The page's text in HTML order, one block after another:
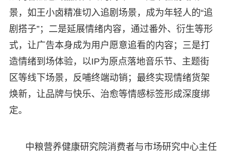
景，如王小卤精准切入追剧场景，成为年轻人的“追
剧搭子”；二是延展情绪内容，通过番外、衍生等形
式，让广告本身成为用户愿意追看的内容；三是打
造情绪到场体验，以IP为原点落地音乐节、主题街
区等线下场景，反哺终端动销；最终实现情绪货架
焕新，让品牌与快乐、治愈等情感标签形成深度绑
定。
中粮营养健康研究院消费者与市场研究中心主任